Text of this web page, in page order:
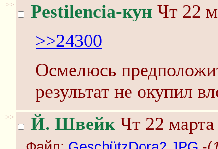
>> Pestilencia-кун Чт 22
>>24300
Осмелюсь
результат не окупил
>> Й. Швейк Чт 22